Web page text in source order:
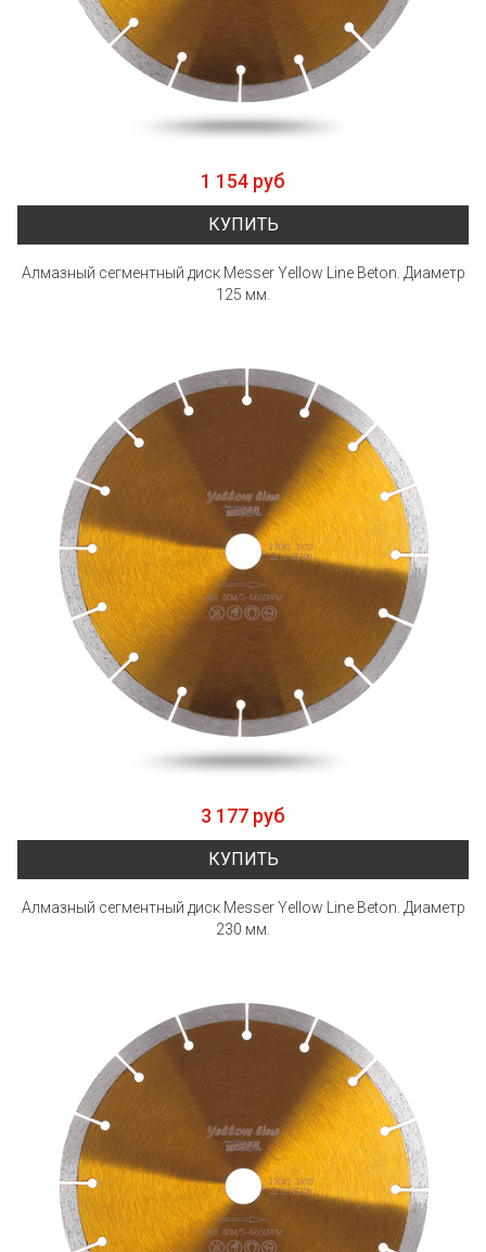
1 154 руб
КУПИТЬ
Алмазный сегментный диск Messer Yellow Line Beton. Диаметр
125 мм.
3 177 руб
КУПИТЬ
Алмазный сегментный диск Messer Yellow Line Beton. Диаметр
230 мм.